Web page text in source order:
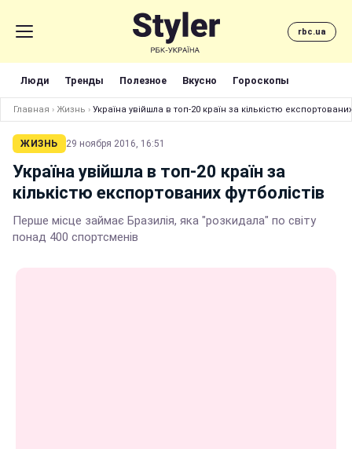
rbc.ua
Люди Тренды Полезное Вкусно Гороскопы
Главная › Жизнь › Україна увійшла в топ-20 країн за кількістю
ЖИЗНЬ 29 ноября 2016, 16:51
Україна увійшла в топ-20 країн за
кількістю експортованих футболістів
Перше місце займає Бразилія, яка "розкидала" по світу
понад 400 спортсменів